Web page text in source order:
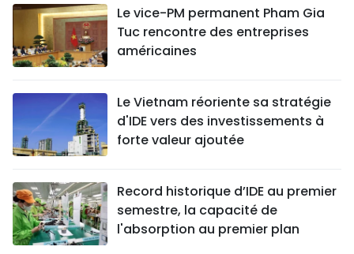
Le vice-PM permanent Pham Gia
Tuc rencontre des entreprises
américaines
Le Vietnam réoriente sa stratégie
d'IDE vers des investissements à
forte valeur ajoutée
Record historique d’IDE au premier
semestre, la capacité de
l'absorption au premier plan